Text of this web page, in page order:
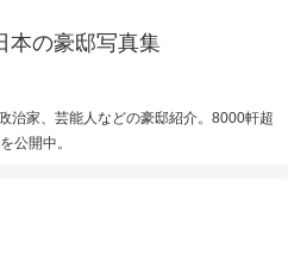
本の豪邸写真集
治家、芸能人などの豪邸紹介。8000軒超
公開中。